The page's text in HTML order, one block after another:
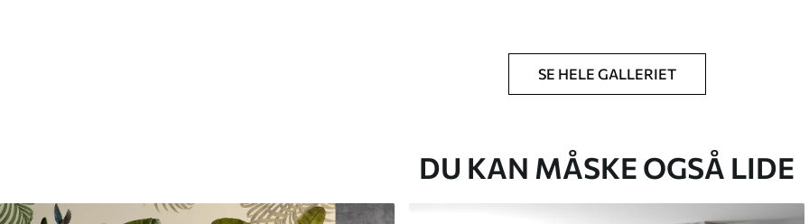
Billedet printes i den størrelse, du har angivet, og skæres i identiske
kan rengøres med vand.
SE HELE GALLERIET
DU KAN MÅSKE OGSÅ LIDE